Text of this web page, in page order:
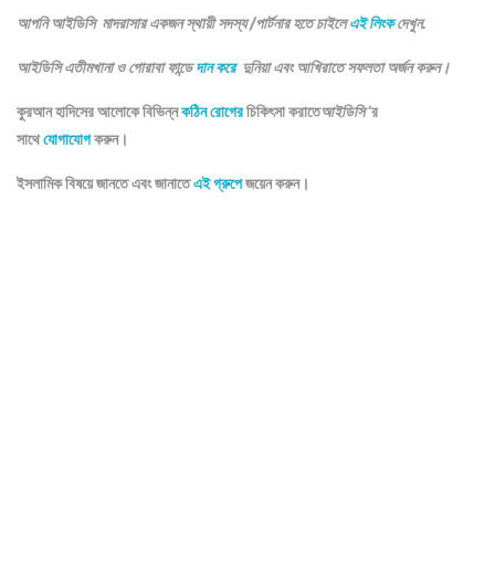
আপনি আইডিসি মাদরাসার একজন স্থায়ী সদস্য /পার্টনার হতে চাইলেএই লিংকদেখুন.
আইডিসি এতীমখানা ও গোরাবা ফান্ডেদান করে দুনিয়া এবং আখিরাতে সফলতা অর্জন করুন।
কুরআন হাদিসের আলোকে বিভিন্নকঠিন রোগেরচিকিৎসা করাতেআইডিসি‘র
সাথেযোগাযোগকরুন।
ইসলামিক বিষয়ে জানতে এবং জানাতেএই গ্রুপেজয়েন করুন।